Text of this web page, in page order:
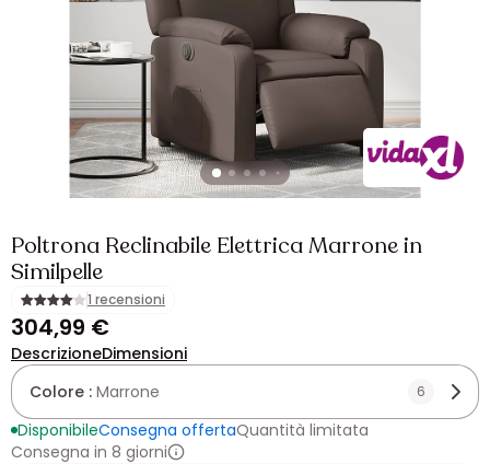
Poltrona Reclinabile Elettrica Marrone in
Similpelle
1 recensioni
304,99 €
DescrizioneDimensioni
Colore : Marrone 6
DisponibileConsegna offertaQuantità limitata
Consegna in 8 giorni